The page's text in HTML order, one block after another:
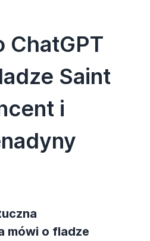
ChatGPT
Saint
i
mówi o fladze